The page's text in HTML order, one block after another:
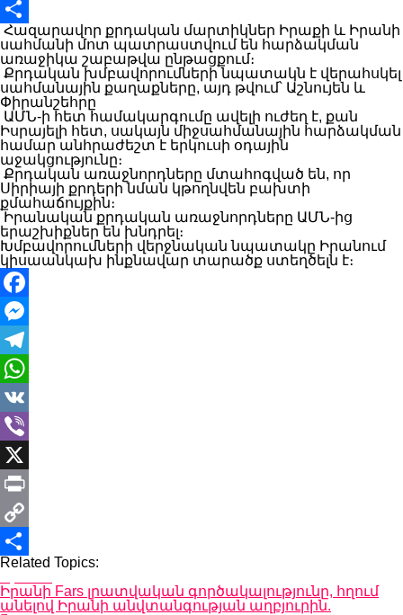
Copy
Link
Share
Հազարավոր քրդական մարտիկներ Իրաքի և Իրանի
սահմանի մոտ պատրաստվում են հարձակման
առաջիկա շաբաթվա ընթացքում։
Քրդական խմբավորումների նպատակն է վերահսկել
սահմանային քաղաքները, այդ թվում՝ Աշնույեն և
Փիրանշեհրը
ԱՄՆ-ի հետ համակարգումը ավելի ուժեղ է, քան
Իսրայելի հետ, սակայն միջսահմանային հարձակման
համար անհրաժեշտ է երկուսի օդային
աջակցությունը։
Քրդական առաջնորդները մտահոգված են, որ
Սիրիայի քրդերի նման կթողնվեն բախտի
քմահաճույքին։
Իրանական քրդական առաջնորդները ԱՄՆ-ից
երաշխիքներ են խնդրել։
Խմբավորումների վերջնական նպատակը Իրանում
կիսաանկախ ինքնավար տարածք ստեղծելն է։
Facebook
Messenger
Telegram
WhatsApp
VK
Viber
X
Print
Copy
Link
Share
Related Topics:
Իրանի Fars լրատվական գործակալությունը, հղում
անելով Իրանի անվտանգության աղբյուրին.